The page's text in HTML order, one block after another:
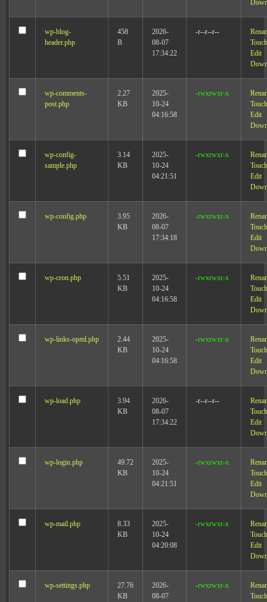
wp-blog-
header.php
458
B
2026-
08-07
17:34:22
-r--r--r--
Touch
Edit
wp-comments-
post.php
2.27
KB
2025-
10-24
04:16:58
-rwxrwxr-x
Touch
Edit
wp-config-
sample.php
3.14
KB
2025-
10-24
04:21:51
-rwxrwxr-x
Touch
Edit
wp-config.php
3.95
KB
2026-
08-07
17:34:18
-rwxrwxr-x
Touch
Edit
wp-cron.php
5.51
KB
2025-
10-24
04:16:58
-rwxrwxr-x
Touch
Edit
wp-links-opml.php
2.44
KB
2025-
10-24
04:16:58
-rwxrwxr-x
Touch
Edit
wp-load.php
3.94
KB
2026-
08-07
17:34:22
-r--r--r--
Touch
Edit
wp-login.php
49.72
KB
2025-
10-24
04:21:51
-rwxrwxr-x
Touch
Edit
wp-mail.php
8.33
KB
2025-
10-24
04:20:08
-rwxrwxr-x
Touch
Edit
wp-settings.php
27.76
KB
2026-
08-07
-rwxrwxr-x
Touch